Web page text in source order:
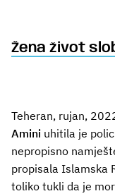
Žena život
Teheran, rujan,
Amini uhitila je
nepropisno
propisala Islamska
toliko tukli da je